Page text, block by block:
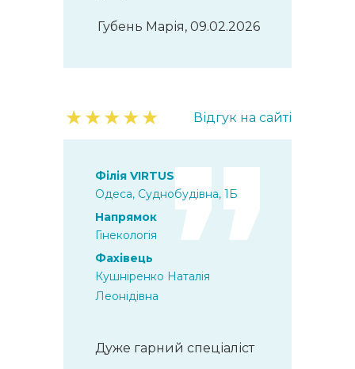
Губень Марія, 09.02.2026
★★★★★ Відгук на сайті
Філія VIRTUS
Одеса, Суднобудівна, 1Б
Напрямок
Гінекологія
Фахівець
Кушніренко Наталія
Леонідівна
Дуже гарний спеціаліст